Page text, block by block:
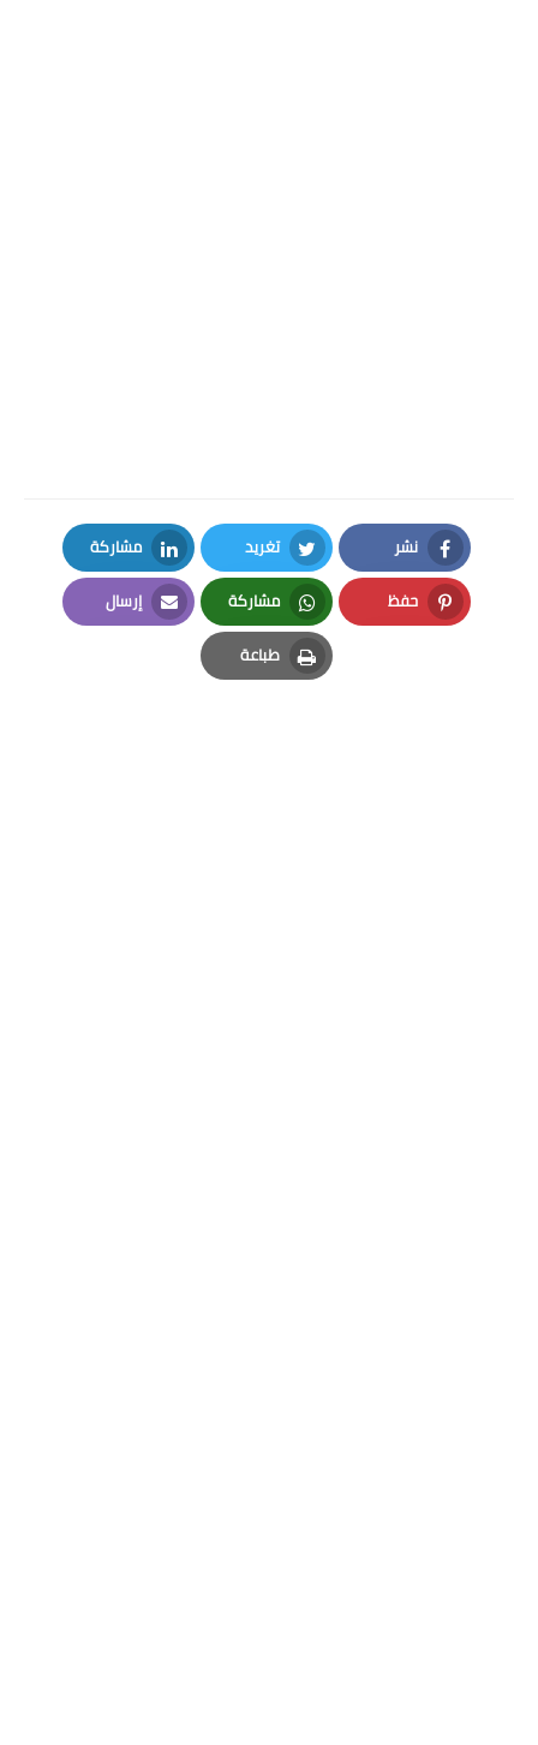
نشر
Facebook
تغريد
Twitter
مشاركة
LinkedIn
حفظ
Pinterest
مشاركة
Whatsapp
إرسال
Email
طباعة
Print